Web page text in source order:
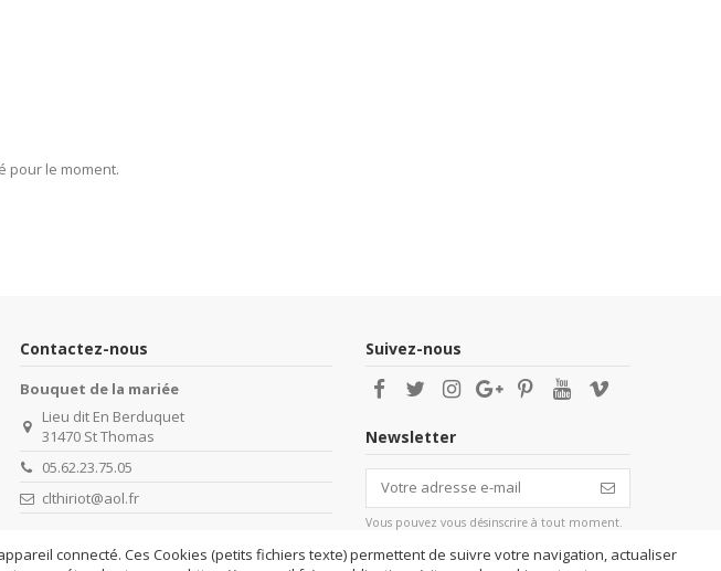
pour le moment.
Contactez-nous
Bouquet de la mariée
Lieu dit En Berduquet
31470 St Thomas
05.62.23.75.05
clthiriot@aol.fr
Suivez-nous
Newsletter
Vous pouvez vous désinscrire à tout moment.
Vous trouverez pour cela nos informations de
contact dans les conditions d'utilisation du
site.
connecté. Ces Cookies (petits fichiers texte) permettent de suivre votre navigation, actualiser